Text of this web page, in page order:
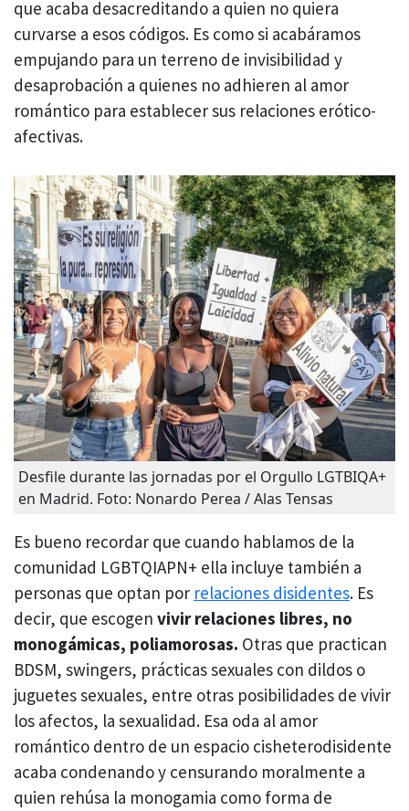
que acaba desacreditando a quien no quiera
curvarse a esos códigos. Es como si acabáramos
empujando para un terreno de invisibilidad y
desaprobación a quienes no adhieren al amor
romántico para establecer sus relaciones erótico-
afectivas.
Desfile durante las jornadas por el Orgullo LGTBIQA+
en Madrid. Foto: Nonardo Perea / Alas Tensas
Es bueno recordar que cuando hablamos de la
comunidad LGBTQIAPN+ ella incluye también a
personas que optan por relaciones disidentes. Es
decir, que escogen vivir relaciones libres, no
monogámicas, poliamorosas. Otras que practican
BDSM, swingers, prácticas sexuales con dildos o
juguetes sexuales, entre otras posibilidades de vivir
los afectos, la sexualidad. Esa oda al amor
romántico dentro de un espacio cisheterodisidente
acaba condenando y censurando moralmente a
quien rehúsa la monogamia como forma de